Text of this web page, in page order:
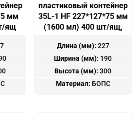
мм
ящ
пластиковый контейнер
35L-1 HF 227*127*75 мм
(1600 мл) 400 шт/ящ,
Длина (мм): 227
Ширина (мм): 190
Высота (мм): 300
Материал: БОПС